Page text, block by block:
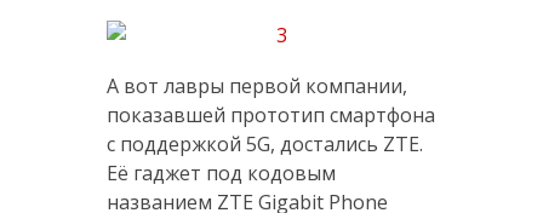
А вот лавры первой компании,
показавшей прототип смартфона
с поддержкой 5G, достались ZTE.
Её гаджет под кодовым
названием ZTE Gigabit Phone